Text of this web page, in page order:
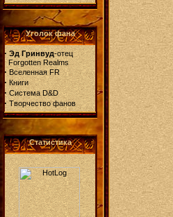
Уголок фана
· Эд Гринвуд-отец
Forgotten Realms
· Вселенная FR
· Книги
· Система D&D
· Творчество фанов
Статистика